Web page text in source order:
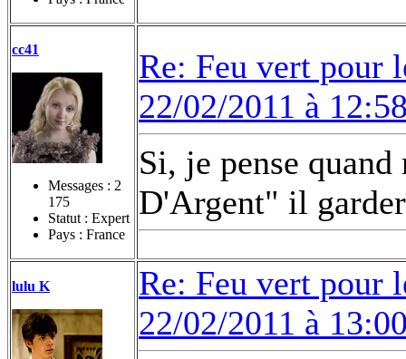
cc41
Messages : 2
175
Statut : Expert
Pays : France
Re: Feu vert pour
22/02/2011 à
Si, je pense
D'Argent" il
lulu K
Re: Feu vert pour
22/02/2011 à